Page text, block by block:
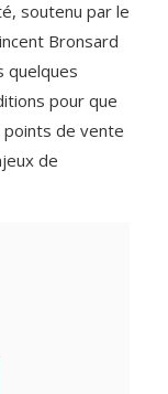
soutenu par le
Bronsard
quelques
pour que
de vente
de